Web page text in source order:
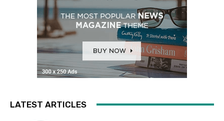
LATEST ARTICLES